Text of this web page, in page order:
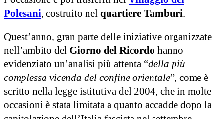
Polesani, costruito nel quartiere Tamburi.
Quest’anno, gran parte delle iniziative organizzate
nell’ambito del Giorno del Ricordo hanno
evidenziato un’analisi più attenta “della più
complessa vicenda del confine orientale”, come è
scritto nella legge istitutiva del 2004, che in molte
occasioni è stata limitata a quanto accadde dopo la